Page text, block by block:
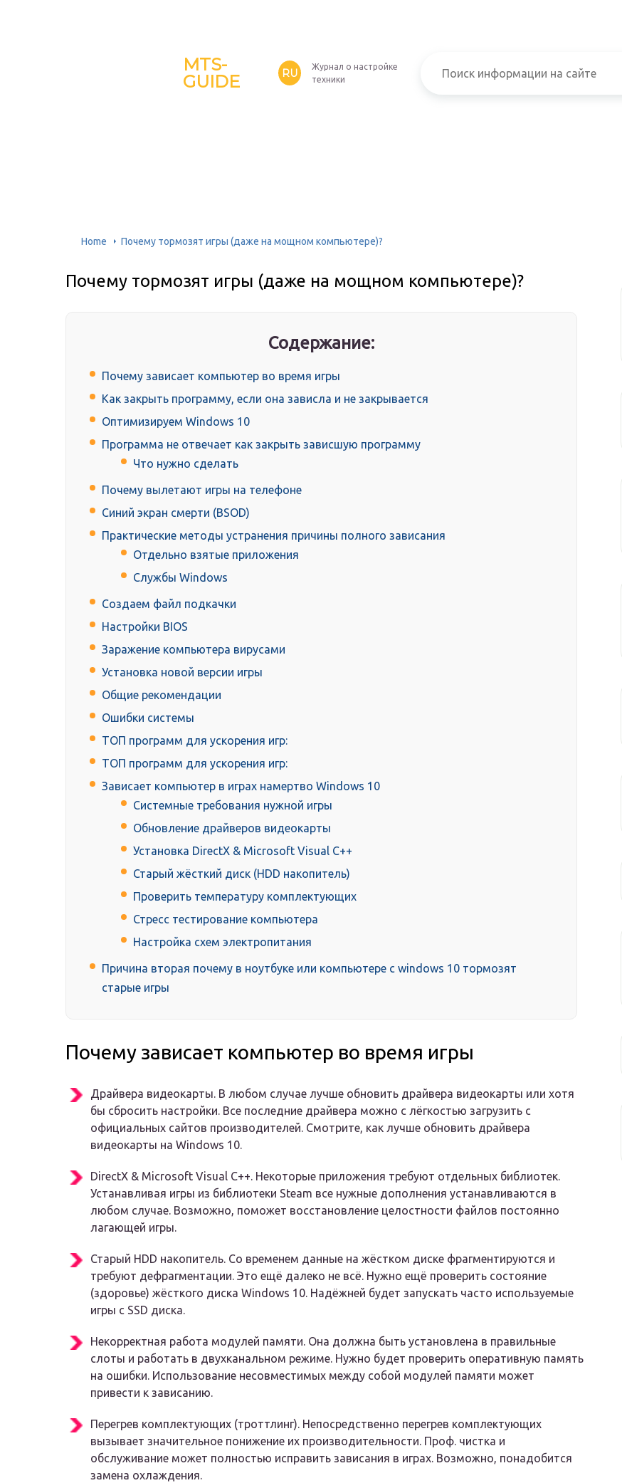
MTS-
GUIDE
RU
Журнал о настройке
техники
Home Почему тормозят игры (даже на мощном компьютере)?
Почему тормозят игры (даже на мощном компьютере)?
Содержание:
Почему зависает компьютер во время игры
Как закрыть программу, если она зависла и не закрывается
Оптимизируем Windows 10
Программа не отвечает как закрыть зависшую программу
Что нужно сделать
Почему вылетают игры на телефоне
Синий экран смерти (BSOD)
Практические методы устранения причины полного зависания
Отдельно взятые приложения
Службы Windows
Создаем файл подкачки
Настройки BIOS
Заражение компьютера вирусами
Установка новой версии игры
Общие рекомендации
Ошибки системы
ТОП программ для ускорения игр:
ТОП программ для ускорения игр:
Зависает компьютер в играх намертво Windows 10
Системные требования нужной игры
Обновление драйверов видеокарты
Установка DirectX & Microsoft Visual C++
Старый жёсткий диск (HDD накопитель)
Проверить температуру комплектующих
Стресс тестирование компьютера
Настройка схем электропитания
Причина вторая почему в ноутбуке или компьютере с windows 10 тормозят
старые игры
Почему зависает компьютер во время игры
Драйвера видеокарты. В любом случае лучше обновить драйвера видеокарты или хотя
бы сбросить настройки. Все последние драйвера можно с лёгкостью загрузить с
официальных сайтов производителей. Смотрите, как лучше обновить драйвера
видеокарты на Windows 10.
DirectX & Microsoft Visual C++. Некоторые приложения требуют отдельных библиотек.
Устанавливая игры из библиотеки Steam все нужные дополнения устанавливаются в
любом случае. Возможно, поможет восстановление целостности файлов постоянно
лагающей игры.
Старый HDD накопитель. Со временем данные на жёстком диске фрагментируются и
требуют дефрагментации. Это ещё далеко не всё. Нужно ещё проверить состояние
(здоровье) жёсткого диска Windows 10. Надёжней будет запускать часто используемые
игры с SSD диска.
Некорректная работа модулей памяти. Она должна быть установлена в правильные
слоты и работать в двухканальном режиме. Нужно будет проверить оперативную память
на ошибки. Использование несовместимых между собой модулей памяти может
привести к зависанию.
Перегрев комплектующих (троттлинг). Непосредственно перегрев комплектующих
вызывает значительное понижение их производительности. Проф. чистка и
обслуживание может полностью исправить зависания в играх. Возможно, понадобится
замена охлаждения.